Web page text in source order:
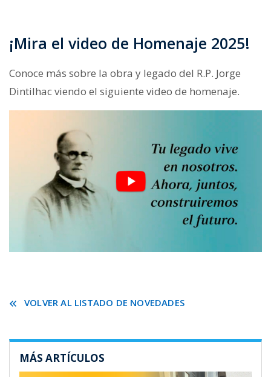
¡Mira el video de Homenaje 2025!
Conoce más sobre la obra y legado del R.P. Jorge
Dintilhac viendo el siguiente video de homenaje.
VOLVER AL LISTADO DE NOVEDADES
MÁS ARTÍCULOS